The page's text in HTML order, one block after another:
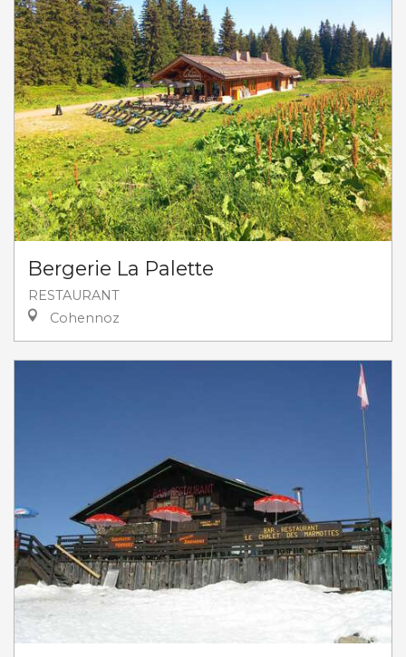
Bergerie La Palette
RESTAURANT
Cohennoz